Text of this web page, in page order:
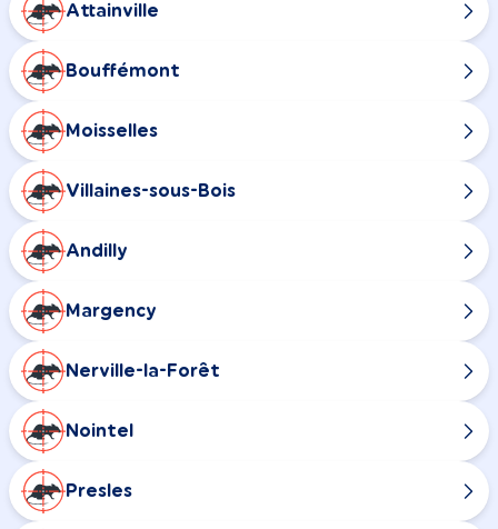
Attainville
Bouffémont
Moisselles
Villaines-sous-Bois
Andilly
Margency
Nerville-la-Forêt
Nointel
Presles